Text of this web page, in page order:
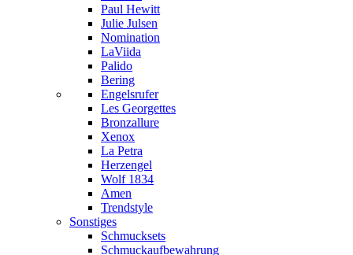
Paul Hewitt
Julie Julsen
Nomination
LaViida
Palido
Bering
Engelsrufer
Les Georgettes
Bronzallure
Xenox
La Petra
Herzengel
Wolf 1834
Amen
Trendstyle
Sonstiges
Schmucksets
Schmuckaufbewahrung